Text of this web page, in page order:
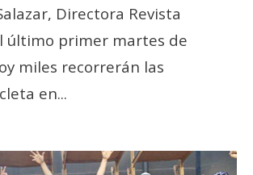
Directora Revista
último primer martes de
miles recorrerán las
en...